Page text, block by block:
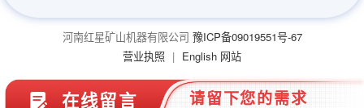
河南红星矿山机器有限公司 豫ICP备09019551号-67
营业执照 | English 网站
在线留言 请留下您的需求